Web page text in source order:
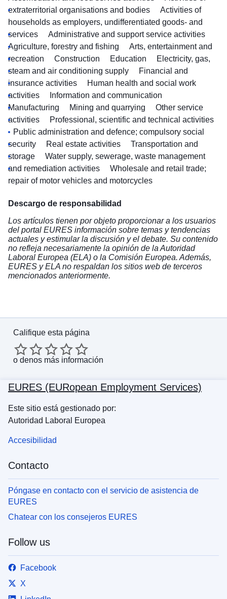
extraterritorial organisations and bodies
Activities of
households as employers, undifferentiated goods- and
services
Administrative and support service activities
Agriculture, forestry and fishing
Arts, entertainment and
recreation
Construction Education
Electricity, gas,
steam and air conditioning supply
Financial and
insurance activities
Human health and social work
activities
Information and communication
Manufacturing
Mining and quarrying
Other service
activities
Professional, scientific and technical activities
Public administration and defence; compulsory social
security
Real estate activities
Transportation and
storage
Water supply, sewerage, waste management
and remediation activities
Wholesale and retail trade;
repair of motor vehicles and motorcycles
Descargo de responsabilidad
Los artículos tienen por objeto proporcionar a los usuarios
del portal EURES información sobre temas y tendencias
actuales y estimular la discusión y el debate. Su contenido
no refleja necesariamente la opinión de la Autoridad
Laboral Europea (ELA) o la Comisión Europea. Además,
EURES y ELA no respaldan los sitios web de terceros
mencionados anteriormente.
Califique esta página
o denos más información
EURES (EURopean Employment Services)
Este sitio está gestionado por:
Autoridad Laboral Europea
Accesibilidad
Contacto
Póngase en contacto con el servicio de asistencia de
EURES
Chatear con los consejeros EURES
Follow us
Facebook
X